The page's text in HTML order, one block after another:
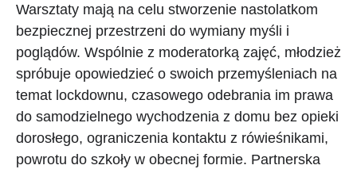
Warsztaty mają na celu stworzenie nastolatkom
bezpiecznej przestrzeni do wymiany myśli i
poglądów. Wspólnie z moderatorką zajęć, młodzież
spróbuje opowiedzieć o swoich przemyśleniach na
temat lockdownu, czasowego odebrania im prawa
do samodzielnego wychodzenia z domu bez opieki
dorosłego, ograniczenia kontaktu z rówieśnikami,
powrotu do szkoły w obecnej formie. Partnerska